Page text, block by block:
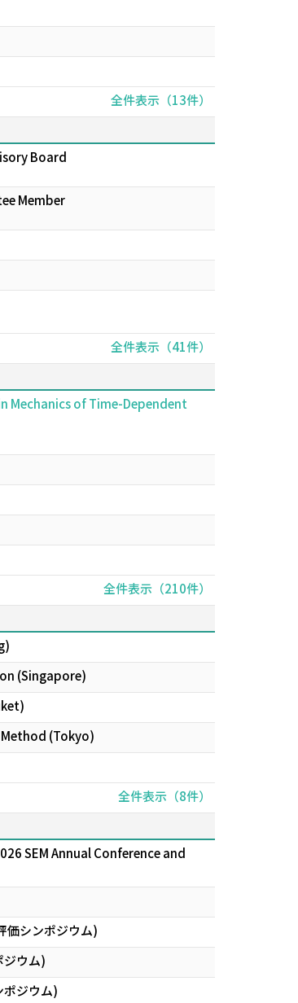
全件表示（13件）
Board
Member
全件表示（41件）
Mechanics of Time-Dependent
全件表示（210件）
(Singapore)
(Tokyo)
全件表示（8件）
SEM Annual Conference and
価シンポジウム)
ジウム)
ポジウム)